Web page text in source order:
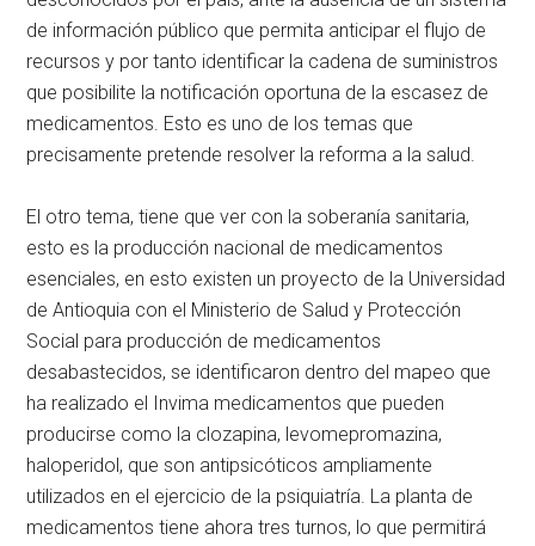
de información público que permita anticipar el flujo de
recursos y por tanto identificar la cadena de suministros
que posibilite la notificación oportuna de la escasez de
medicamentos. Esto es uno de los temas que
precisamente pretende resolver la reforma a la salud.
El otro tema, tiene que ver con la soberanía sanitaria,
esto es la producción nacional de medicamentos
esenciales, en esto existen un proyecto de la Universidad
de Antioquia con el Ministerio de Salud y Protección
Social para producción de medicamentos
desabastecidos, se identificaron dentro del mapeo que
ha realizado el Invima medicamentos que pueden
producirse como la clozapina, levomepromazina,
haloperidol, que son antipsicóticos ampliamente
utilizados en el ejercicio de la psiquiatría. La planta de
medicamentos tiene ahora tres turnos, lo que permitirá